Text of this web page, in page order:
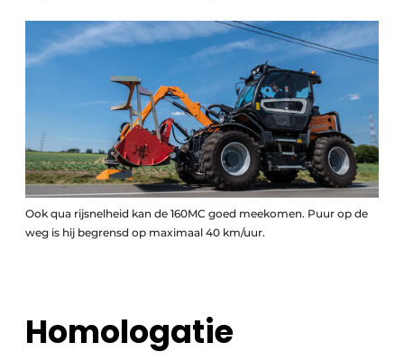
Ook qua rijsnelheid kan de 160MC goed meekomen. Puur op de
weg is hij begrensd op maximaal 40 km/uur.
Homologatie